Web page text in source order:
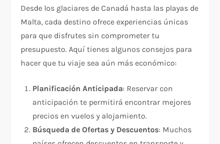
Desde los glaciares de Canadá hasta las playas de
Malta, cada destino ofrece experiencias únicas
para que disfrutes sin comprometer tu
presupuesto. Aquí tienes algunos consejos para
hacer que tu viaje sea aún más económico:
Planificación Anticipada: Reservar con
anticipación te permitirá encontrar mejores
precios en vuelos y alojamiento.
Búsqueda de Ofertas y Descuentos: Muchos